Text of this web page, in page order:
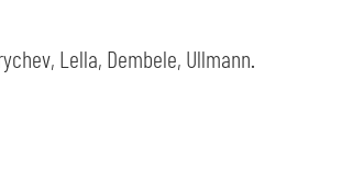
Lella, Dembele, Ullmann.